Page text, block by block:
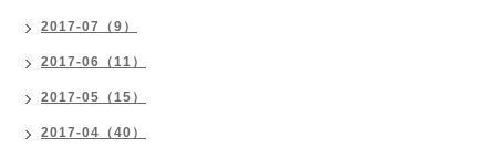
2017-07（9）
2017-06（11）
2017-05（15）
2017-04（40）